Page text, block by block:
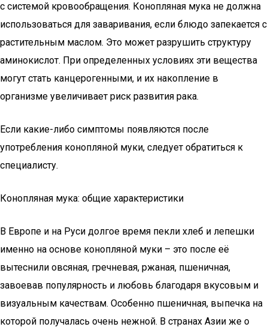
с системой кровообращения. Конопляная мука не должна
использоваться для заваривания, если блюдо запекается с
растительным маслом. Это может разрушить структуру
аминокислот. При определенных условиях эти вещества
могут стать канцерогенными, и их накопление в
организме увеличивает риск развития рака.
Если какие-либо симптомы появляются после
употребления конопляной муки, следует обратиться к
специалисту.
Конопляная мука: общие характеристики
В Европе и на Руси долгое время пекли хлеб и лепешки
именно на основе конопляной муки – это после её
вытеснили овсяная, гречневая, ржаная, пшеничная,
завоевав популярность и любовь благодаря вкусовым и
визуальным качествам. Особенно пшеничная, выпечка на
которой получалась очень нежной. В странах Азии же о